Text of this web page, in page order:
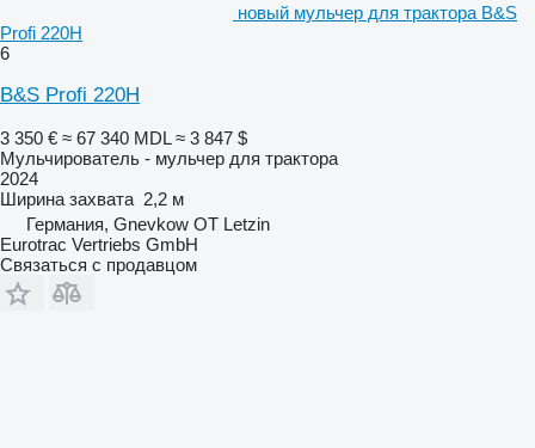
новый мульчер для трактора B&S
Profi 220H
6
B&S Profi 220H
3 350 € ≈ 67 340 MDL ≈ 3 847 $
Мульчирователь - мульчер для трактора
2024
Ширина захвата 2,2 м
Германия, Gnevkow OT Letzin
Eurotrac Vertriebs GmbH
Связаться с продавцом